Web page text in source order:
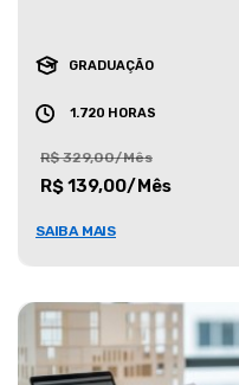
GRADUAÇÃO
1.720 HORAS
R$ 329,00/Mês
R$ 139,00/Mês
SAIBA MAIS